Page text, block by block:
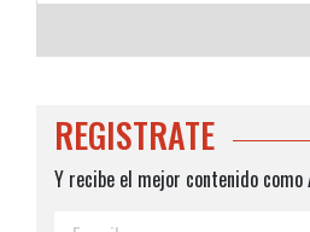
REGISTRATE
Y recibe el mejor contenido